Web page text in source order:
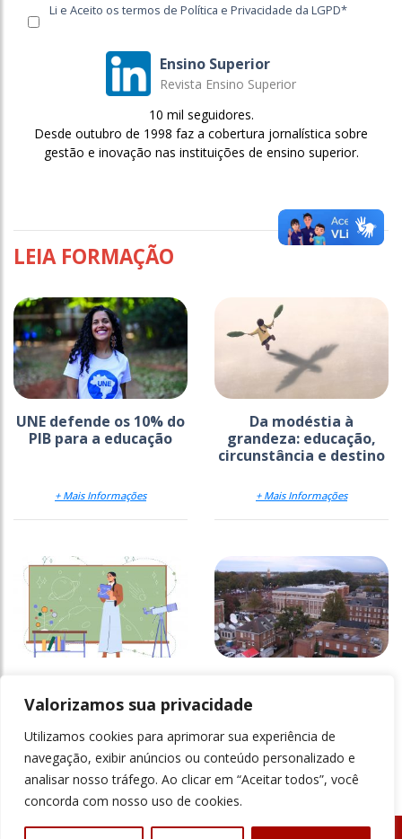
Valorizamos sua privacidade
Utilizamos cookies para aprimorar sua experiência de
navegação, exibir anúncios ou conteúdo personalizado e
analisar nosso tráfego. Ao clicar em “Aceitar todos”, você
concorda com nosso uso de cookies.
Li e Aceito os termos de Política e Privacidade da LGPD*
Ensino Superior
Revista Ensino Superior
10 mil seguidores.
Desde outubro de 1998 faz a cobertura jornalística sobre
gestão e inovação nas instituições de ensino superior.
LEIA FORMAÇÃO
UNE defende os 10% do
PIB para a educação
+ Mais Informações
Da modéstia à
grandeza: educação,
circunstância e destino
+ Mais Informações
empregabilidade nas
licenciaturas
+ Mais Informações
desmantelam
programas de equidade
+ Mais Informações